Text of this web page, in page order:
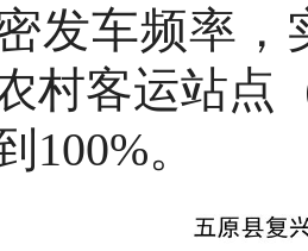
发车频率，
村客运站点
100%。